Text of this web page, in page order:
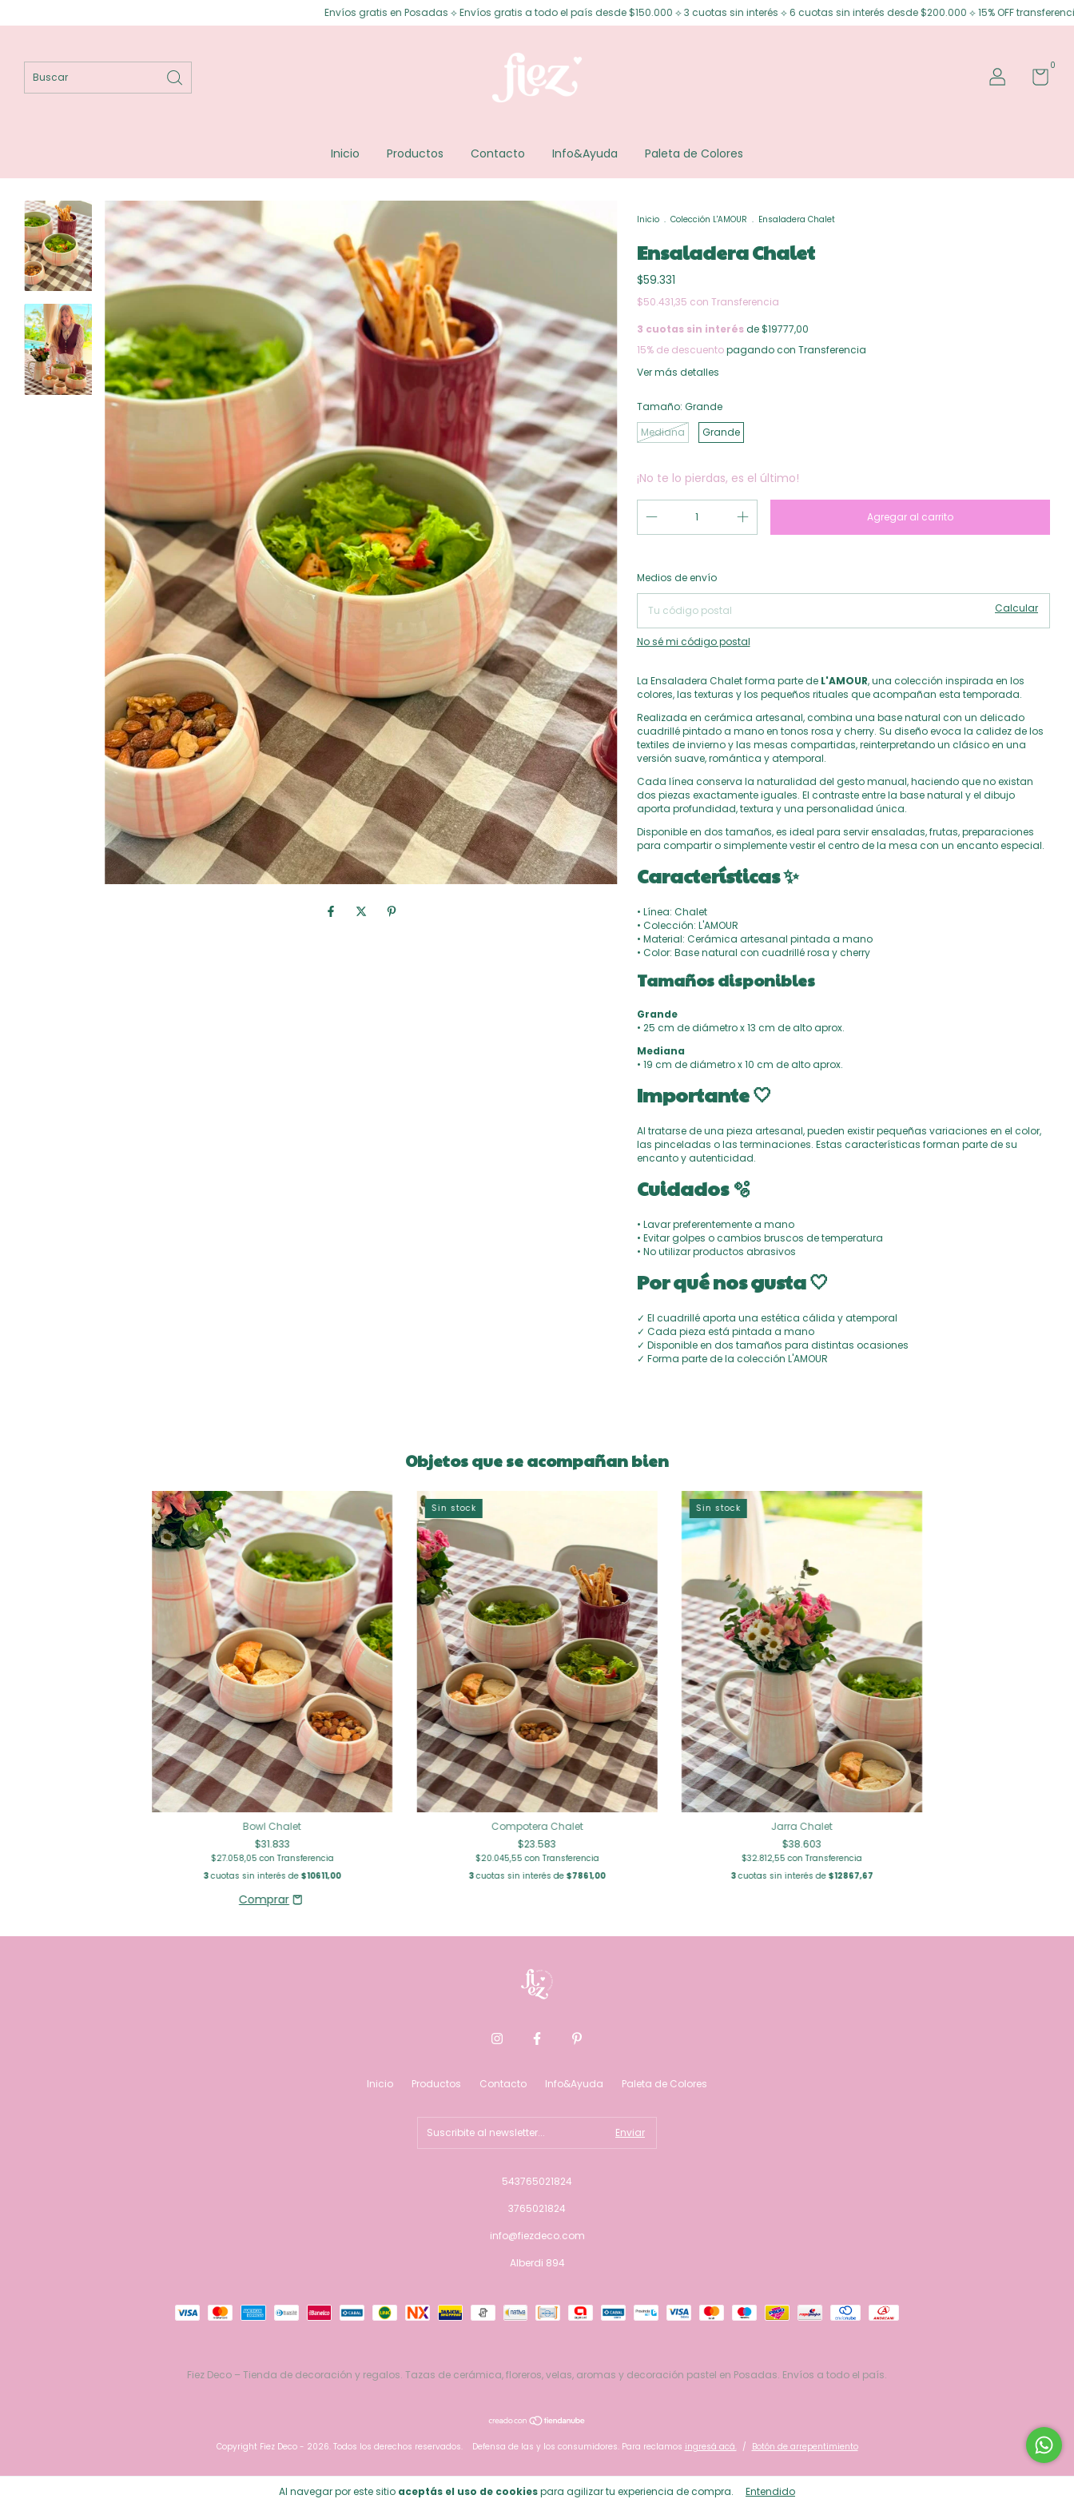
Envíos gratis en Posadas ⟡ Envíos gratis a todo el país desde $150.000 ⟡ 3 cuotas sin interés ⟡ 6 cuotas sin interés desde $200.000 ⟡ 15% OFF transferencia Envíos
0
Inicio Productos Contacto Info&Ayuda Paleta de Colores
Al navegar por este sitio aceptás el uso de cookiespara agilizar tu experiencia de compra. Entendido
Inicio . Colección L'AMOUR . Ensaladera Chalet
Ensaladera Chalet
$59.331
$50.431,35 con Transferencia
3 cuotas sin interésde $19777,00
15% de descuentopagando con Transferencia
Ver más detalles
Tamaño: Grande
Mediana
Grande
¡No te lo pierdas, es el último!
Entregas para el CP:
Medios de envío
Calcular
No sé mi código postal
La Ensaladera Chalet forma parte de L'AMOUR, una colección inspirada en los
colores, las texturas y los pequeños rituales que acompañan esta temporada.
Realizada en cerámica artesanal, combina una base natural con un delicado
cuadrillé pintado a mano en tonos rosa y cherry. Su diseño evoca la calidez de los
textiles de invierno y las mesas compartidas, reinterpretando un clásico en una
versión suave, romántica y atemporal.
Cada línea conserva la naturalidad del gesto manual, haciendo que no existan
dos piezas exactamente iguales. El contraste entre la base natural y el dibujo
aporta profundidad, textura y una personalidad única.
Disponible en dos tamaños, es ideal para servir ensaladas, frutas, preparaciones
para compartir o simplemente vestir el centro de la mesa con un encanto especial.
Características ✨
• Línea: Chalet
• Colección: L'AMOUR
• Material: Cerámica artesanal pintada a mano
• Color: Base natural con cuadrillé rosa y cherry
Tamaños disponibles
Grande
• 25 cm de diámetro x 13 cm de alto aprox.
Mediana
• 19 cm de diámetro x 10 cm de alto aprox.
Importante 🤍
Al tratarse de una pieza artesanal, pueden existir pequeñas variaciones en el color,
las pinceladas o las terminaciones. Estas características forman parte de su
encanto y autenticidad.
Cuidados 🫧
• Lavar preferentemente a mano
• Evitar golpes o cambios bruscos de temperatura
• No utilizar productos abrasivos
Por qué nos gusta 🤍
✓ El cuadrillé aporta una estética cálida y atemporal
✓ Cada pieza está pintada a mano
✓ Disponible en dos tamaños para distintas ocasiones
✓ Forma parte de la colección L'AMOUR
Objetos que se acompañan bien
Bowl Chalet
$31.833
$27.058,05con Transferencia
3cuotas sin interés de $10611,00
Sin stock
Compotera Chalet
$23.583
$20.045,55con Transferencia
3cuotas sin interés de $7861,00
Sin stock
Jarra Chalet
$38.603
$32.812,55con Transferencia
3cuotas sin interés de $12867,67
Inicio Productos Contacto Info&Ayuda Paleta de Colores
543765021824
3765021824
info@fiezdeco.com
Alberdi 894
Fiez Deco – Tienda de decoración y regalos. Tazas de cerámica, floreros, velas, aromas y decoración pastel en Posadas. Envíos a todo el país.
Copyright Fiez Deco - 2026. Todos los derechos reservados. Defensa de las y los consumidores. Para reclamos ingresá acá. / Botón de arrepentimiento